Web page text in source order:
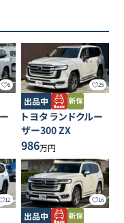
6 25
出品中
トヨタランドクルー
ザー300ZX
986万円
12 16
出品中